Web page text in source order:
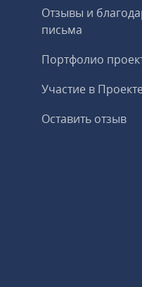
Отзывы и
письма
Портфолио
Участие в
Оставить отзыв